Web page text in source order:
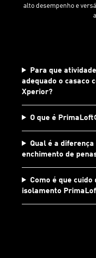
alto desempenho e
Para que
adequado o casaco
Xperior?
O que é
Qual é a
enchimento de
Como é que
isolamento